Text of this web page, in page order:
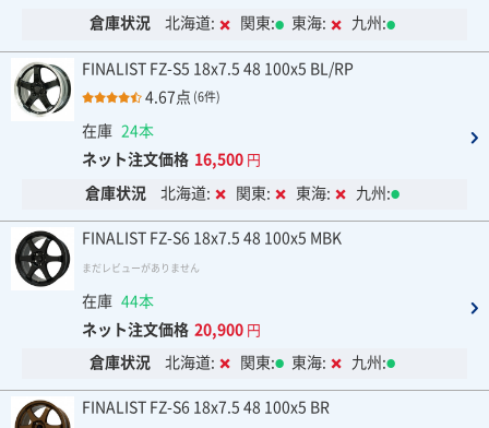
倉庫状況 北海道: 関東: 東海: 九州:
FINALIST FZ-S5 18x7.5 48 100x5 BL/RP
4.67点 (6件)
在庫 24本
ネット注文価格 16,500 円
倉庫状況 北海道: 関東: 東海: 九州:
FINALIST FZ-S6 18x7.5 48 100x5 MBK
まだレビューがありません
在庫 44本
ネット注文価格 20,900 円
倉庫状況 北海道: 関東: 東海: 九州:
FINALIST FZ-S6 18x7.5 48 100x5 BR